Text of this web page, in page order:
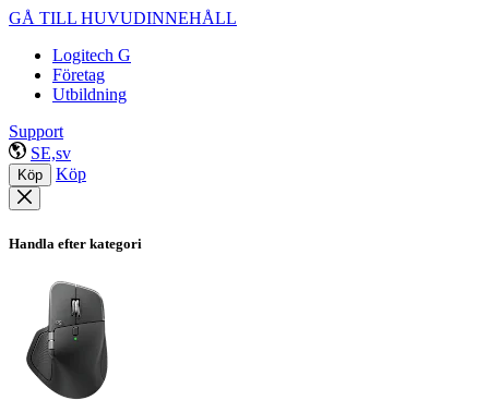
GÅ TILL HUVUDINNEHÅLL
Logitech G
Företag
Utbildning
Support
SE,sv
Köp Köp
Handla efter kategori